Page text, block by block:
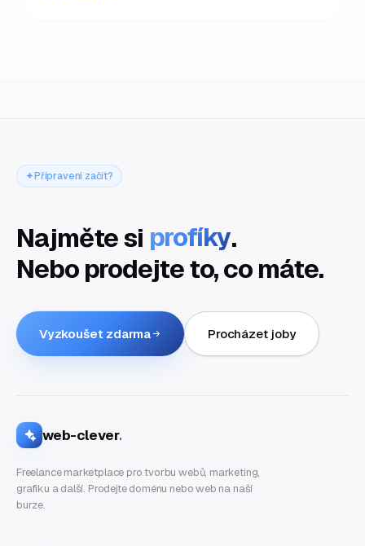
Připraveni začít?
Najměte si profíky.
Nebo prodejte to, co máte.
Vyzkoušet zdarma Procházet joby
web-clever.
Freelance marketplace pro tvorbu webů, marketing,
grafiku a další. Prodejte doménu nebo web na naší
burze.